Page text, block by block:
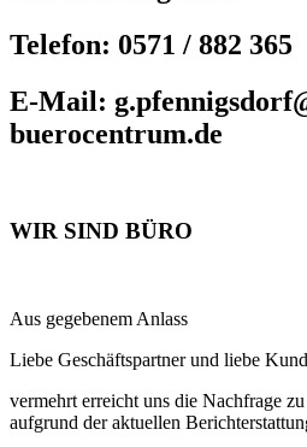
Telefon: 0571 / 882 365
E-Mail:
buerocentrum.de
WIR SIND BÜRO
Aus gegebenem Anlass
Liebe Geschäftspartner und liebe
vermehrt erreicht uns die Nachfrage
aufgrund der aktuellen